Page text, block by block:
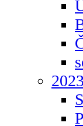
2023